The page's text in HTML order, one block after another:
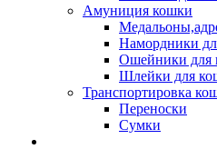
Амуниция кошки
Намордники
Ошейники для
Шлейки для
Транспортировка
Переноски
Сумки